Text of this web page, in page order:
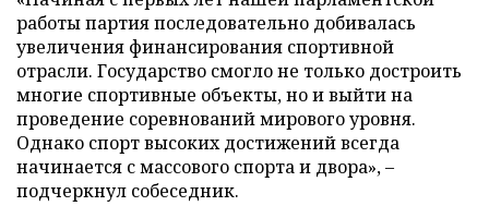
работы партия последовательно добивалась
увеличения финансирования спортивной
отрасли. Государство смогло не только достроить
многие спортивные объекты, но и выйти на
проведение соревнований мирового уровня.
Однако спорт высоких достижений всегда
начинается с массового спорта и двора», –
подчеркнул собеседник.